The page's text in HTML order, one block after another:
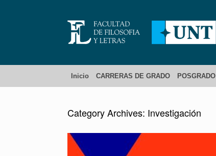
Inicio CARRERAS DE GRADO POSGRADO
Category Archives: Investigación